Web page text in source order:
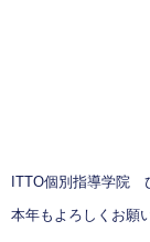
ITTO個別指導学院
本年もよろしくお願